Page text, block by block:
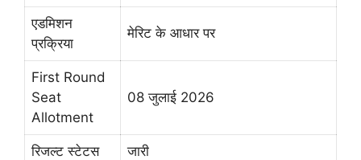
एडमिशन
प्रक्रिया
मेरिट के आधार पर
First Round
Seat
Allotment
08 जुलाई 2026
रिजल्ट स्टेटस जारी